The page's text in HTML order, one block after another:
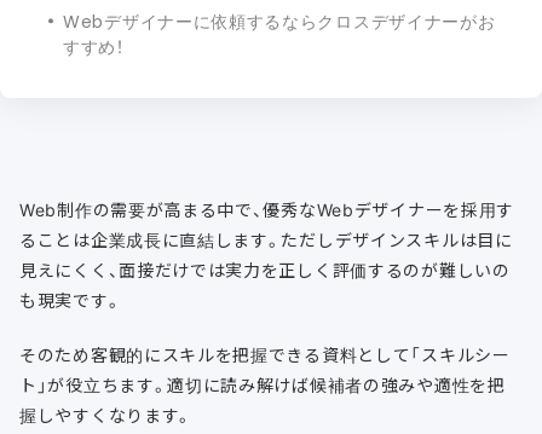
Webデザイナーに依頼するならクロスデザイナーがお
すすめ！
Web制作の需要が高まる中で、優秀なWebデザイナーを採用す
ることは企業成長に直結します。ただしデザインスキルは目に
見えにくく、面接だけでは実力を正しく評価するのが難しいの
も現実です。
そのため客観的にスキルを把握できる資料として「スキルシー
ト」が役立ちます。適切に読み解けば候補者の強みや適性を把
握しやすくなります。